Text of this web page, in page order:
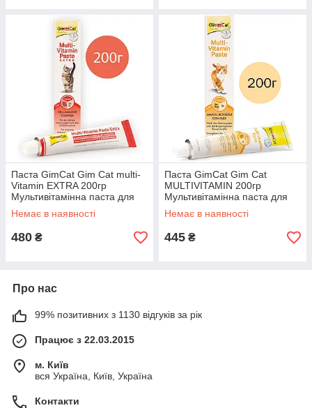
Паста GimCat Gim Cat multi-
Vitamin EXTRA 200гр
Мультивітамінна паста для
котів і кішок GIMBORN
Немає в наявності
480 ₴
Паста GimCat Gim Cat
MULTIVITAMIN 200гр
Мультивітамінна паста для
котів і кішок GIMBORN 01/27
Немає в наявності
445 ₴
Про нас
99% позитивних з 1130 відгуків за рік
Працює з 22.03.2015
м. Київ
вся Україна, Київ, Україна
Контакти